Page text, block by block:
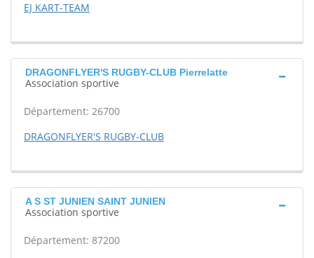
EJ KART-TEAM
DRAGONFLYER'S RUGBY-CLUB Pierrelatte
Association sportive
Département: 26700
DRAGONFLYER'S RUGBY-CLUB
A S ST JUNIEN SAINT JUNIEN
Association sportive
Département: 87200